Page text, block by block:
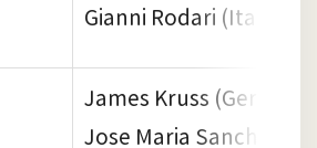
Gianni Rodari (Italy)
James Kruss
Jose Maria Sanchez-